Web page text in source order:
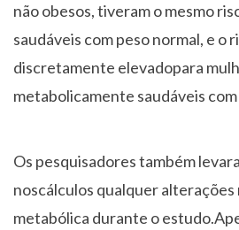
não obesos, tiveram o mesmo
saudáveis com peso normal, e o
discretamente elevadopara
metabolicamente saudáveis
Os pesquisadores também
noscálculos qualquer alterações
metabólica durante o